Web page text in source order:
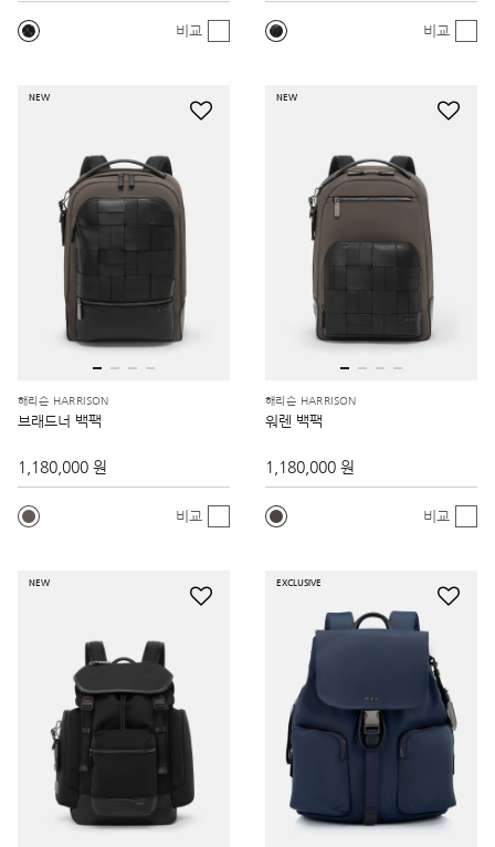
비교 비교
NEW
해리슨 HARRISON
브래드너 백팩
1,180,000 원
비교
NEW
해리슨 HARRISON
워렌 백팩
1,180,000 원
비교
NEW EXCLUSIVE